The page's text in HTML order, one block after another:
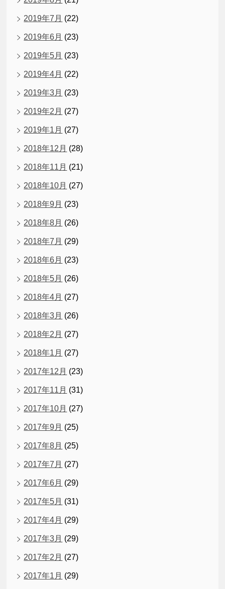
2019年7月 (22)
2019年6月 (23)
2019年5月 (23)
2019年4月 (22)
2019年3月 (23)
2019年2月 (27)
2019年1月 (27)
2018年12月 (28)
2018年11月 (21)
2018年10月 (27)
2018年9月 (23)
2018年8月 (26)
2018年7月 (29)
2018年6月 (23)
2018年5月 (26)
2018年4月 (27)
2018年3月 (26)
2018年2月 (27)
2018年1月 (27)
2017年12月 (23)
2017年11月 (31)
2017年10月 (27)
2017年9月 (25)
2017年8月 (25)
2017年7月 (27)
2017年6月 (29)
2017年5月 (31)
2017年4月 (29)
2017年3月 (29)
2017年2月 (27)
2017年1月 (29)